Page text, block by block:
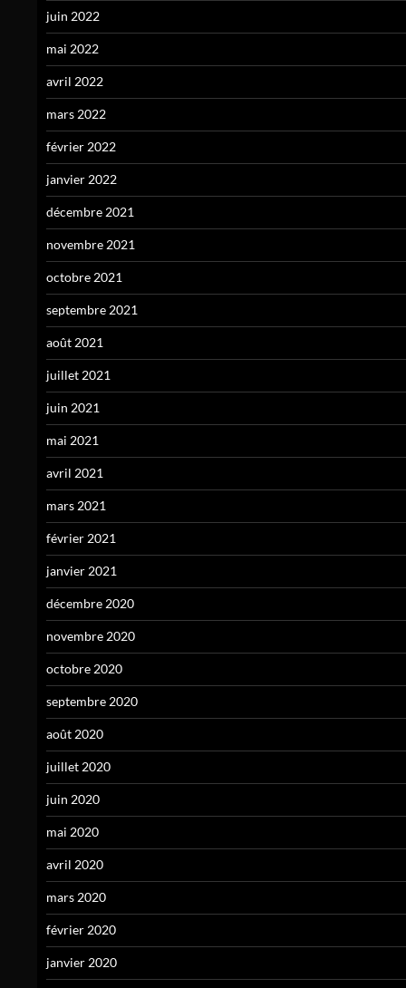
juin 2022
mai 2022
avril 2022
mars 2022
février 2022
janvier 2022
décembre 2021
novembre 2021
octobre 2021
septembre 2021
août 2021
juillet 2021
juin 2021
mai 2021
avril 2021
mars 2021
février 2021
janvier 2021
décembre 2020
novembre 2020
octobre 2020
septembre 2020
août 2020
juillet 2020
juin 2020
mai 2020
avril 2020
mars 2020
février 2020
janvier 2020